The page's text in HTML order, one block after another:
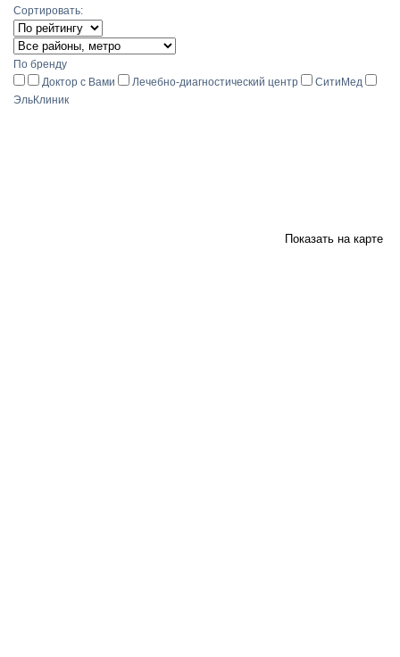
Сортировать:
По бренду
Доктор с Вами
Лечебно-диагностический центр
СитиМед
ЭльКлиник
Показать на карте